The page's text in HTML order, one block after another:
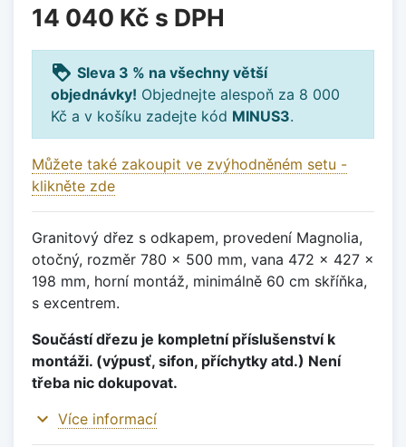
14 040 Kč s DPH
loyalty Sleva 3 % na všechny větší
objednávky! Objednejte alespoň za 8 000
Kč a v košíku zadejte kód MINUS3.
Můžete také zakoupit ve zvýhodněném setu -
klikněte zde
Granitový dřez s odkapem, provedení Magnolia,
otočný, rozměr 780 x 500 mm, vana 472 x 427 x
198 mm, horní montáž, minimálně 60 cm skříňka,
s excentrem.
Součástí dřezu je kompletní příslušenství k
montáži. (výpusť, sifon, příchytky atd.) Není
třeba nic dokupovat.
expand_more Více informací